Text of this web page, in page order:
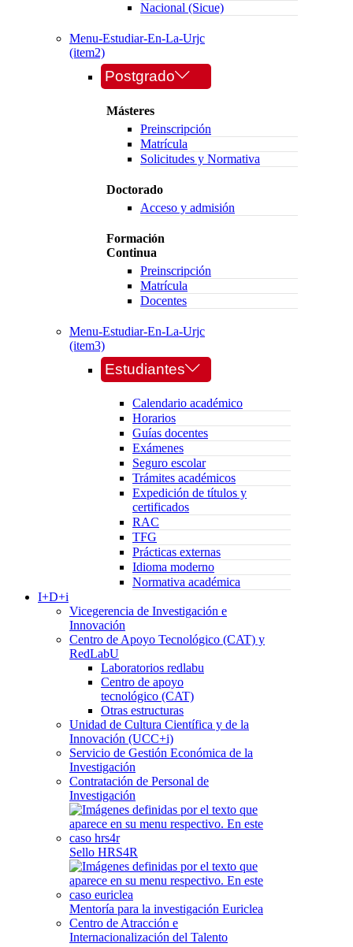
Nacional (Sicue)
Menu-Estudiar-En-La-Urjc
(item2)
Postgrado
Másteres
Preinscripción
Matrícula
Solicitudes y Normativa
Doctorado
Acceso y admisión
Formación
Continua
Preinscripción
Matrícula
Docentes
Menu-Estudiar-En-La-Urjc
(item3)
Estudiantes
Calendario académico
Horarios
Guías docentes
Exámenes
Seguro escolar
Trámites académicos
Expedición de títulos y
certificados
RAC
TFG
Prácticas externas
Idioma moderno
Normativa académica
I+D+i
Vicegerencia de Investigación e
Innovación
Centro de Apoyo Tecnológico (CAT) y
RedLabU
Laboratorios redlabu
Centro de apoyo
tecnológico (CAT)
Otras estructuras
Unidad de Cultura Científica y de la
Innovación (UCC+i)
Servicio de Gestión Económica de la
Investigación
Contratación de Personal de
Investigación
Sello HRS4R
Mentoría para la investigación Euriclea
Centro de Atracción e
Internacionalización del Talento